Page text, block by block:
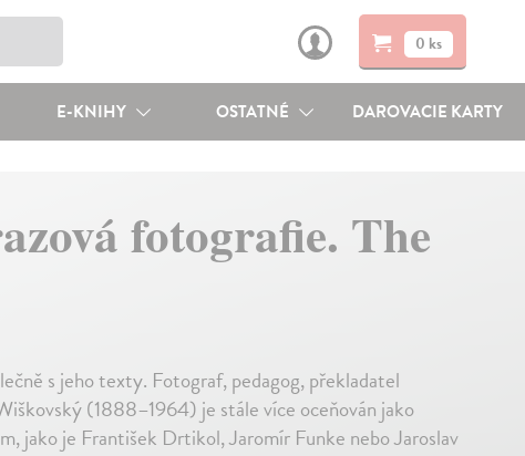
0 ks
E-KNIHY OSTATNÉ DAROVACIE KARTY
fotografie. The
s jeho texty. Fotograf, pedagog, překladatel
(1888–1964) je stále více oceňován jako
jako je František Drtikol, Jaromír Funke nebo Jaroslav